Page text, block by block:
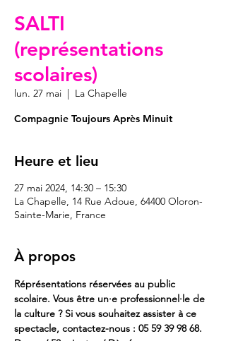
SALTI
(représentations
scolaires)
lun. 27 mai
  |
La Chapelle
Compagnie Toujours Après Minuit
Heure et lieu
27 mai 2024, 14:30 – 15:30
La Chapelle, 14 Rue Adoue, 64400 Oloron-
Sainte-Marie, France
À propos
Réprésentations réservées au public
scolaire. Vous être un·e professionnel·le de
la culture ? Si vous souhaitez assister à ce
spectacle, contactez-nous : 05 59 39 98 68.